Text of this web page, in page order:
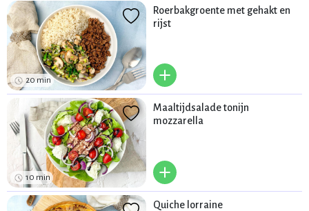
20 min
Roerbakgroente met gehakt en
rijst
+
10 min
Maaltijdsalade tonijn
mozzarella
+
Quiche lorraine